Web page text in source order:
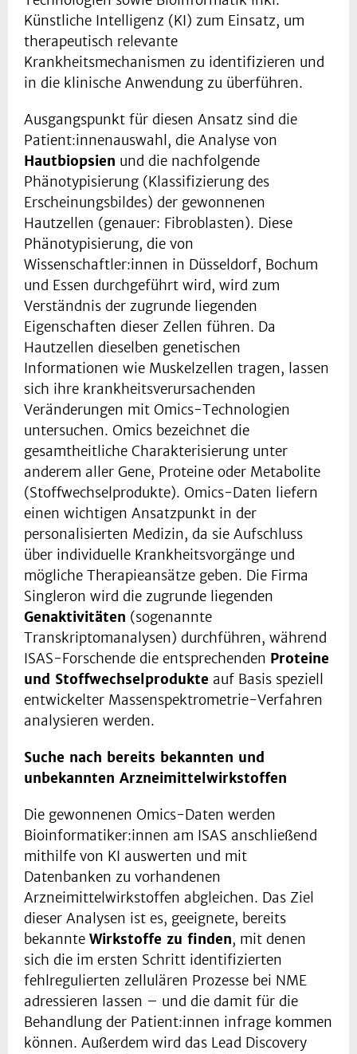
Künstliche Intelligenz (KI) zum Einsatz, um
therapeutisch relevante
Krankheitsmechanismen zu identifizieren und
in die klinische Anwendung zu überführen.
Ausgangspunkt für diesen Ansatz sind die
Patient:innenauswahl, die Analyse von
Hautbiopsien und die nachfolgende
Phänotypisierung (Klassifizierung des
Erscheinungsbildes) der gewonnenen
Hautzellen (genauer: Fibroblasten). Diese
Phänotypisierung, die von
Wissenschaftler:innen in Düsseldorf, Bochum
und Essen durchgeführt wird, wird zum
Verständnis der zugrunde liegenden
Eigenschaften dieser Zellen führen. Da
Hautzellen dieselben genetischen
Informationen wie Muskelzellen tragen, lassen
sich ihre krankheitsverursachenden
Veränderungen mit Omics-Technologien
untersuchen. Omics bezeichnet die
gesamtheitliche Charakterisierung unter
anderem aller Gene, Proteine oder Metabolite
(Stoffwechselprodukte). Omics-Daten liefern
einen wichtigen Ansatzpunkt in der
personalisierten Medizin, da sie Aufschluss
über individuelle Krankheitsvorgänge und
mögliche Therapieansätze geben. Die Firma
Singleron wird die zugrunde liegenden
Genaktivitäten (sogenannte
Transkriptomanalysen) durchführen, während
ISAS-Forschende die entsprechenden Proteine
und Stoffwechselprodukte auf Basis speziell
entwickelter Massenspektrometrie-Verfahren
analysieren werden.
Suche nach bereits bekannten und
unbekannten Arzneimittelwirkstoffen
Die gewonnenen Omics-Daten werden
Bioinformatiker:innen am ISAS anschließend
mithilfe von KI auswerten und mit
Datenbanken zu vorhandenen
Arzneimittelwirkstoffen abgleichen. Das Ziel
dieser Analysen ist es, geeignete, bereits
bekannte Wirkstoffe zu finden, mit denen
sich die im ersten Schritt identifizierten
fehlregulierten zellulären Prozesse bei NME
adressieren lassen – und die damit für die
Behandlung der Patient:innen infrage kommen
können. Außerdem wird das Lead Discovery